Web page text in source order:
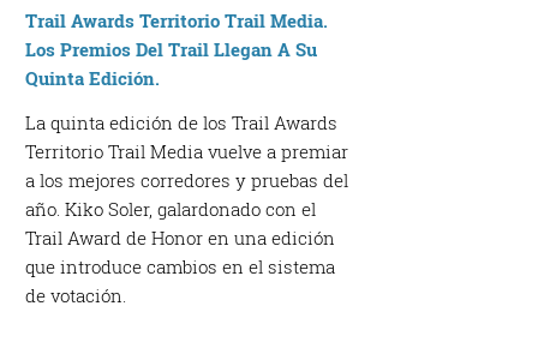
Trail Awards Territorio Trail Media.
Los Premios Del Trail Llegan A Su
Quinta Edición.
La quinta edición de los Trail Awards
Territorio Trail Media vuelve a premiar
a los mejores corredores y pruebas del
año. Kiko Soler, galardonado con el
Trail Award de Honor en una edición
que introduce cambios en el sistema
de votación.